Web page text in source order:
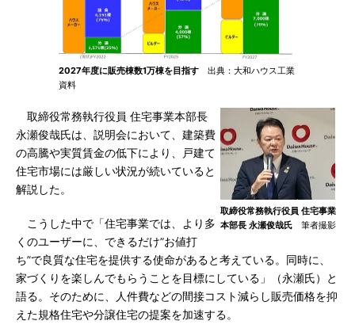
2027年度に販売棟数1万棟を目指す 出典：大和ハウス工業
資料
取締役常務執行役員 住宅事業
本部長 永瀬俊哉氏 筆者撮影
取締役常務執行役員 住宅事業本部長
永瀬俊哉氏は、説明会において、建築費
の高騰や実質賃金の低下により、戸建て
住宅市場には厳しい状況が続いていると
解説した。
こうした中で「住宅事業では、より多
くのユーザーに、できるだけ”お値打
ち”で良質な住宅を提供する使命があると考えている。同時に、
家づくりを楽しんでもらうことを目標にしている」（永瀬氏）と
語る。そのために、人件費などの間接コスト減らし販売価格を抑
えた規格住宅や分譲住宅の提案を加速する。